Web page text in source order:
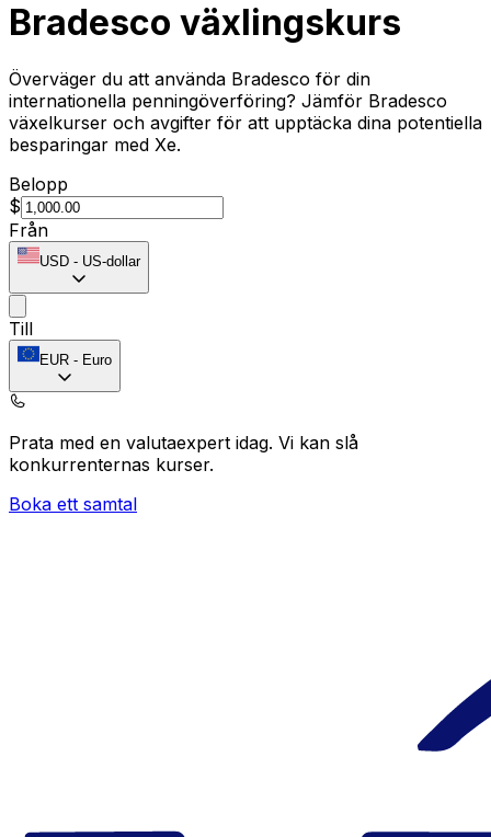
Bradesco växlingskurs
Överväger du att använda Bradesco för din
internationella penningöverföring? Jämför Bradesco
växelkurser och avgifter för att upptäcka dina potentiella
besparingar med Xe.
Belopp
$
Från
USD - US-dollar
Till
EUR - Euro
Prata med en valutaexpert idag. Vi kan slå
konkurrenternas kurser.
Boka ett samtal